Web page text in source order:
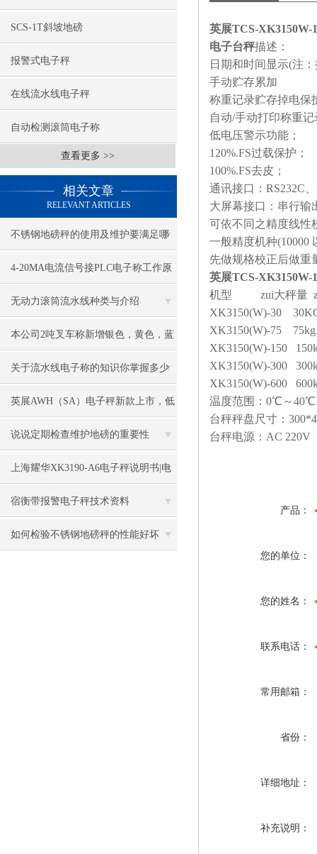
SCS-1T斜坡地磅
报警式电子秤
在线流水线电子秤
自动检测滚筒电子称
查看更多 >>
相关文章
RELEVANT ARTICLES
不锈钢地磅秤的使用及维护要满足哪
些要求
4-20MA电流信号接PLC电子称工作原
理
无动力滚筒流水线种类与介绍
本公司2吨叉车称新增银色，黄色，蓝
色，黑色可选
关于流水线电子称的知识你掌握多少
英展AWH（SA）电子秤新款上市，低
价冲市场
说说定期检查维护地磅的重要性
上海耀华XK3190-A6电子秤说明书|电
子秤|电子叉车称|磅秤
宿衡带报警电子秤技术资料
如何检验不锈钢地磅秤的性能好坏
英展TCS-XK3150W-
电子台秤描述：
日期和时间显示(注
手动贮存累加
称重记录贮存掉电保
自动/手动打印称重
低电压警示功能；
120%.FS过载保护；
100%.FS去皮；
通讯接口：RS232C
大屏幕接口：串行输
可依不同之精度线性
一般精度机种(10000
先做规格校正后做重
英展TCS-XK3150W-
机型 zui大秤量
XK3150(W)-30
XK3150(W)-75
XK3150(W)-150
XK3150(W)-300
XK3150(W)-600
温度范围：0℃～40℃
台秤秤盘尺寸：
台秤电源：AC 220V
产品：
您的单位：
您的姓名：
联系电话：
常用邮箱：
省份：
详细地址：
补充说明：